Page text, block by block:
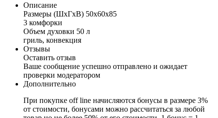
Описание
Размеры (ШхГхВ) 50x60x85
3 комфорки
Объем духовки 50 л
гриль, конвекция
Отзывы
Оставить отзыв
Ваше сообщение успешно отправлено и ожидает
проверки модератором
Дополнительно
При покупке off line начисляются бонусы в размере 3%
от стоимости, бонусами можно рассчитаться за любой